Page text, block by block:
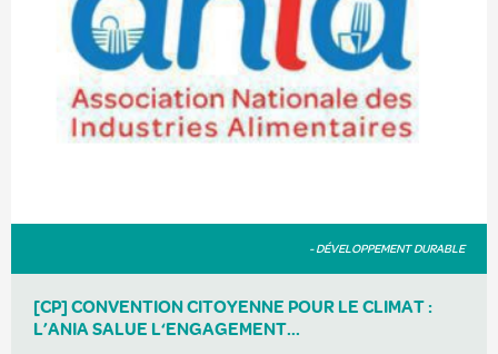
- DÉVELOPPEMENT DURABLE
[CP] CONVENTION CITOYENNE POUR LE CLIMAT :
L’ANIA SALUE L‘ENGAGEMENT...